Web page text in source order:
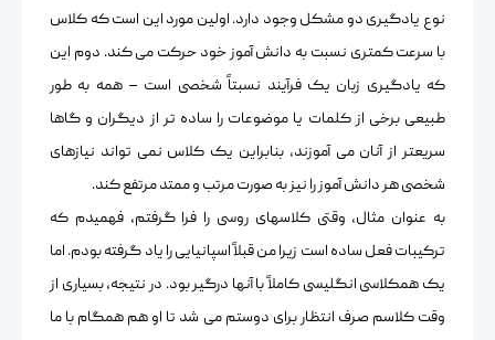
نوع یادگیری دو مشکل وجود دارد. اولین مورد این است که کلاس
با سرعت کمتری نسبت به دانش آموز خود حرکت می کند. دوم این
که یادگیری زبان یک فرآیند نسبتاً شخصی است – همه به طور
طبیعی برخی از کلمات یا موضوعات را ساده تر از دیگران و گاها
سریعتر از آنان می آموزند، بنابراین یک کلاس نمی تواند نیازهای
شخصی هر دانش آموز را نیز به صورت مرتب و ممتد مرتفع کند.
به عنوان مثال، وقتی کلاسهای روسی را فرا گرفتم، فهمیدم که
ترکیبات فعل ساده است زیرا من قبلاً اسپانیایی را یاد گرفته بودم. اما
یک همکلاسی انگلیسی کاملاً با آنها درگیر بود. در نتیجه، بسیاری از
وقت کلاسم صرف انتظار برای دوستم می شد تا او هم همگام با ما